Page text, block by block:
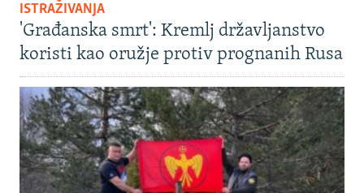
ISTRAŽIVANJA
'Građanska smrt': Kremlj državljanstvo
koristi kao oružje protiv prognanih Rusa